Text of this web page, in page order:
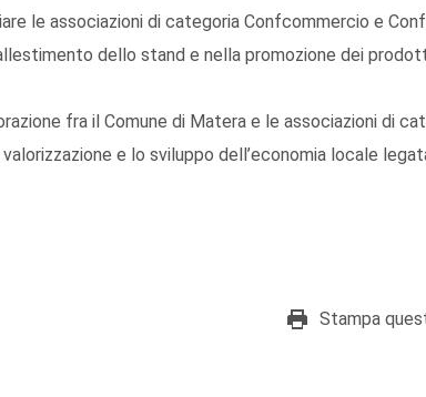
le associazioni di categoria Confcommercio e
dello stand e nella promozione dei
fra il Comune di Matera e le associazioni di
e lo sviluppo dell’economia locale
Stampa